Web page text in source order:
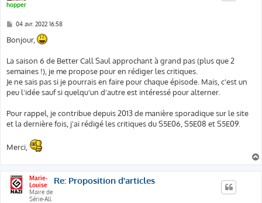
hopper
M
s
s
g
e
04 avr. 2022 16:58
Bonjour,
La saison 6 de Better Call Saul approchant à grand pas (plus que 2
semaines !), je me propose pour en rédiger les critiques.
Je ne sais pas si je pourrais en faire pour chaque épisode. Mais, c'est un
peu l'idée sauf si quelqu'un d'autre est intéressé pour alterner.
Pour rappel, je contribue depuis 2013 de manière sporadique sur le site
et la dernière fois, j'ai rédigé les critiques du S5E06, S5E08 et S5E09.
Merci,
Marie-
Louise
Maire de
Série-All
Re: Proposition d'articles